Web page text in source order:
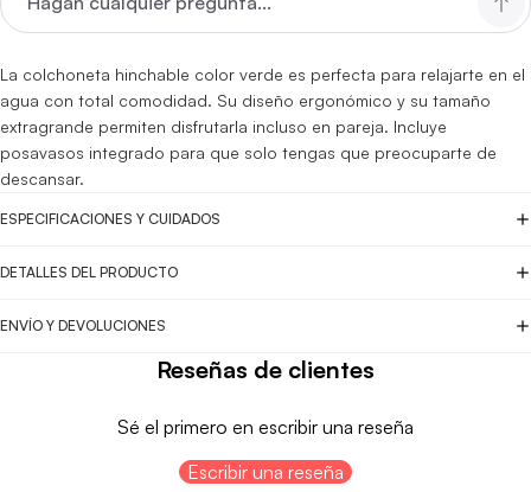
La colchoneta hinchable color verde es perfecta para relajarte en el
agua con total comodidad. Su diseño ergonómico y su tamaño
extragrande permiten disfrutarla incluso en pareja. Incluye
posavasos integrado para que solo tengas que preocuparte de
descansar.
ESPECIFICACIONES Y CUIDADOS
DETALLES DEL PRODUCTO
ENVÍO Y DEVOLUCIONES
Reseñas de clientes
Sé el primero en escribir una reseña
Escribir una reseña